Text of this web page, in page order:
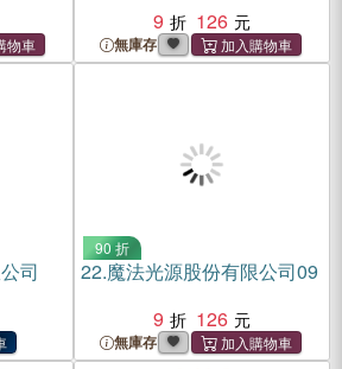
9 126
無庫存
司
90 折
22.魔法光源股份有限公司09
9
126
無庫存